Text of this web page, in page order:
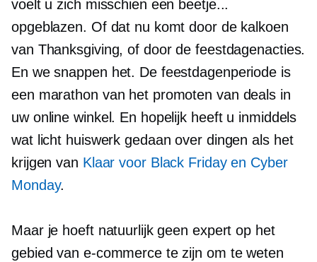
voelt u zich misschien een beetje...
opgeblazen. Of dat nu komt door de kalkoen
van Thanksgiving, of door de feestdagenacties.
En we snappen het. De feestdagenperiode is
een marathon van het promoten van deals in
uw online winkel. En hopelijk heeft u inmiddels
wat licht huiswerk gedaan over dingen als het
krijgen van Klaar voor Black Friday en Cyber ​​
Monday.
Maar je hoeft natuurlijk geen expert op het
gebied van e-commerce te zijn om te weten